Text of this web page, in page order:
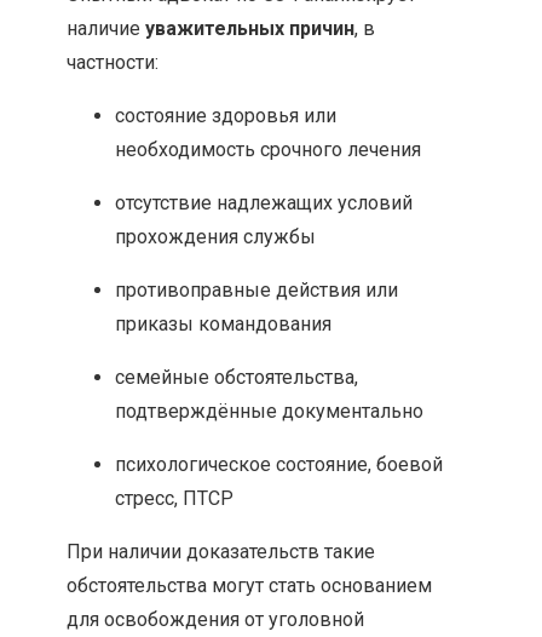
наличие уважительных причин, в
частности:
состояние здоровья или
необходимость срочного лечения
отсутствие надлежащих условий
прохождения службы
противоправные действия или
приказы командования
семейные обстоятельства,
подтверждённые документально
психологическое состояние, боевой
стресс, ПТСР
При наличии доказательств такие
обстоятельства могут стать основанием
для освобождения от уголовной